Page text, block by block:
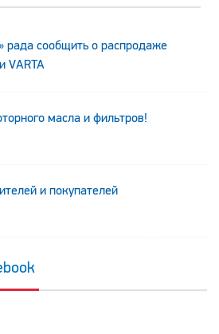
рада сообщить о распродаже
VARTA
масла и фильтров!
и покупателей